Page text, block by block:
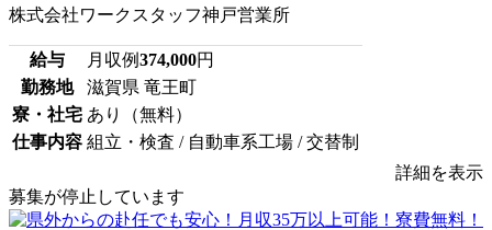
株式会社ワークスタッフ神戸営業所
給与 月収例374,000円
勤務地
滋賀県 竜王町
寮・社宅 あり（無料）
仕事内容 組立・検査 / 自動車系工場 / 交替制
詳細を表示
募集が停止しています